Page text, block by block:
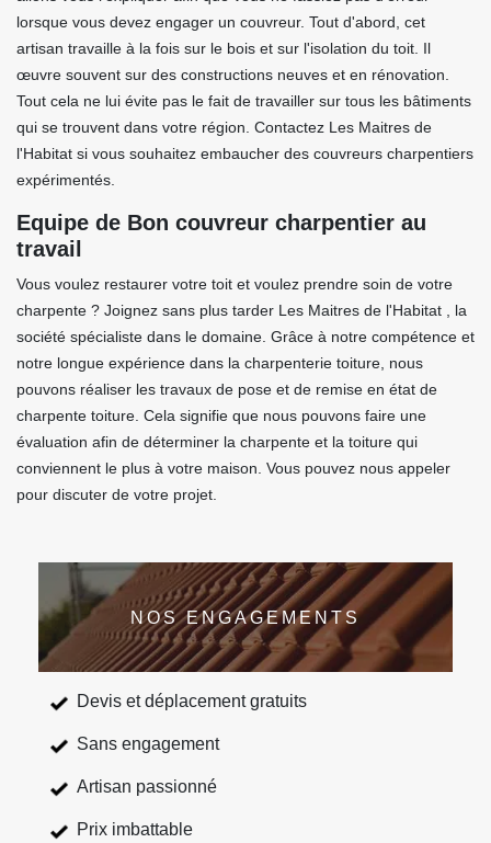
lorsque vous devez engager un couvreur. Tout d'abord, cet
artisan travaille à la fois sur le bois et sur l'isolation du toit. Il
œuvre souvent sur des constructions neuves et en rénovation.
Tout cela ne lui évite pas le fait de travailler sur tous les bâtiments
qui se trouvent dans votre région. Contactez Les Maitres de
l'Habitat si vous souhaitez embaucher des couvreurs charpentiers
expérimentés.
Equipe de Bon couvreur charpentier au
travail
Vous voulez restaurer votre toit et voulez prendre soin de votre
charpente ? Joignez sans plus tarder Les Maitres de l'Habitat , la
société spécialiste dans le domaine. Grâce à notre compétence et
notre longue expérience dans la charpenterie toiture, nous
pouvons réaliser les travaux de pose et de remise en état de
charpente toiture. Cela signifie que nous pouvons faire une
évaluation afin de déterminer la charpente et la toiture qui
conviennent le plus à votre maison. Vous pouvez nous appeler
pour discuter de votre projet.
NOS ENGAGEMENTS
Devis et déplacement gratuits
Sans engagement
Artisan passionné
Prix imbattable